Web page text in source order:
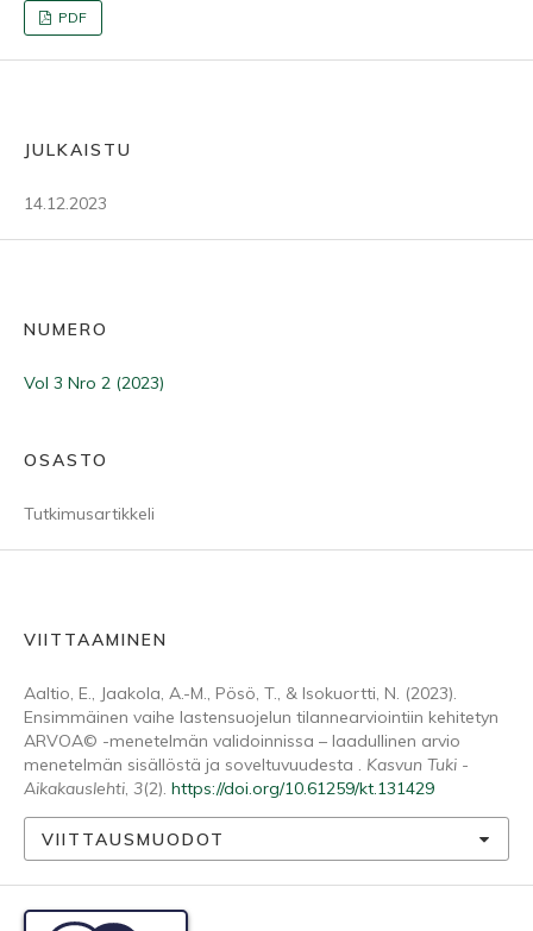
PDF
JULKAISTU
14.12.2023
NUMERO
Vol 3 Nro 2 (2023)
OSASTO
Tutkimusartikkeli
VIITTAAMINEN
Aaltio, E., Jaakola, A.-M., Pösö, T., & Isokuortti, N. (2023).
Ensimmäinen vaihe lastensuojelun tilannearviointiin kehitetyn
ARVOA© -menetelmän validoinnissa – laadullinen arvio
menetelmän sisällöstä ja soveltuvuudesta . Kasvun Tuki -
Aikakauslehti, 3(2). https://doi.org/10.61259/kt.131429
VIITTAUSMUODOT